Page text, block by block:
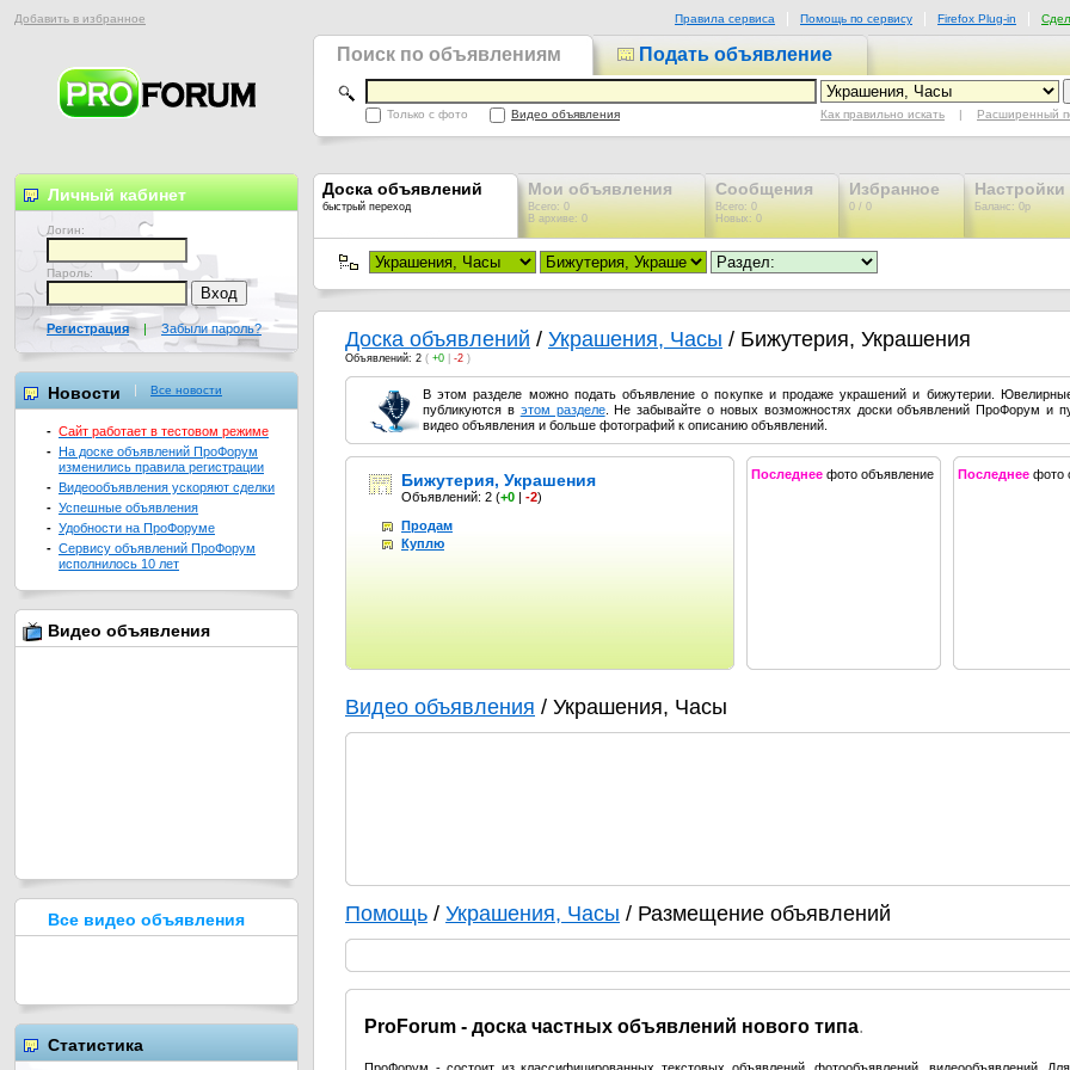
Добавить в избранное Правила сервиса Помощь по сервису Firefox Plug-in
Поиск по объявлениям Подать объявление
Только с фото Видео объявления Как правильно искать | Расширенный
Доска объявлений
быстрый переход
Мои объявления
Всего: 0
В архиве: 0
Сообщения
Всего: 0
Новых: 0
Избранное
0 / 0
Настройки
Баланс: 0р
Доска объявлений / Украшения, Часы / Бижутерия, Украшения
Объявлений: 2 ( +0 -2 )
В этом разделе можно подать объявление о покупке и продаже украшений и бижутерии.
публикуются в этом разделе. Не забывайте о новых возможностях доски объявлений ПроФорум и
видео объявления и больше фотографий к описанию объявлений.
Бижутерия, Украшения
Объявлений: 2 (+0 | -2)
Продам
Куплю
Последнее фото объявление Последнее фото
Видео объявления / Украшения, Часы
Помощь / Украшения, Часы / Размещение объявлений
ProForum - доска частных объявлений нового типа.
Личный кабинет
Логин:
Пароль:
Регистрация | Забыли пароль?
Новости Все новости
- Сайт работает в тестовом режиме
- На доске объявлений ПроФорум
изменились правила регистрации
- Видеообъявления ускоряют сделки
- Успешные объявления
- Удобности на ПроФоруме
- Сервису объявлений ПроФорум
исполнилось 10 лет
Видео объявления
Все видео объявления
Статистика